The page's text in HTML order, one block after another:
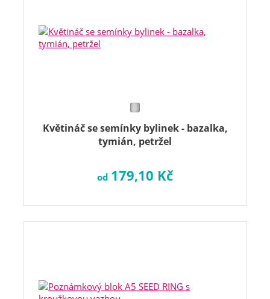
Květináč se semínky bylinek - bazalka,
tymián, petržel
od 179,10 Kč